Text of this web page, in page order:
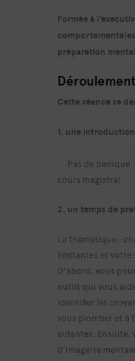
Formée à
préparation
Cette séance se
1. une introduction
Pas de panique
cours magistral.
2. un temps de
La thématique :
limitantes et votre
D’abord, vous
outils qui vous
identifier les
vous plomber et à
aidantes. Ensuite,
d’imagerie